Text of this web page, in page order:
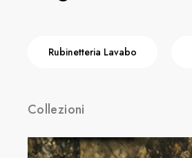
Rubinetteria Lavabo
Collezioni